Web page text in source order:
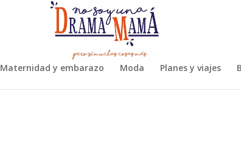
Maternidad y embarazo Moda Planes y viajes